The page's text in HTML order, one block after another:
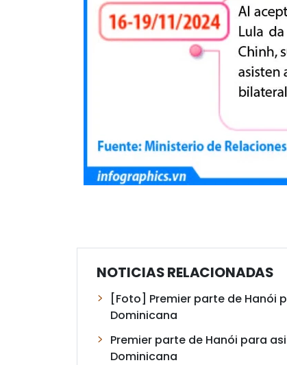
NOTICIAS RELACIONADAS
[Foto] Premier parte de Hanói
Dominicana
Premier parte de Hanói para
Dominicana